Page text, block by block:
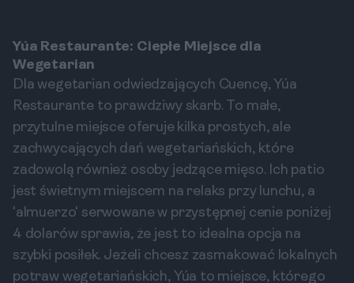
Yúa Restaurante: Ciepłe Miejsce dla
Wegetarian
Dla wegetarian odwiedzających Cuencę, Yúa
Restaurante to prawdziwy skarb. To małe,
przytulne miejsce oferuje kilka prostych, ale
zachwycających dań wegetariańskich, które
zadowolą również osoby jedzące mięso. Ich patio
jest świetnym miejscem na relaks przy lunchu, a
'almuerzo' serwowane w przystępnej cenie poniżej
4 dolarów sprawia, że jest to idealna opcja na
szybki posiłek. Jeżeli chcesz zasmakować lokalnych
potraw wegetariańskich, Yúa to miejsce, którego